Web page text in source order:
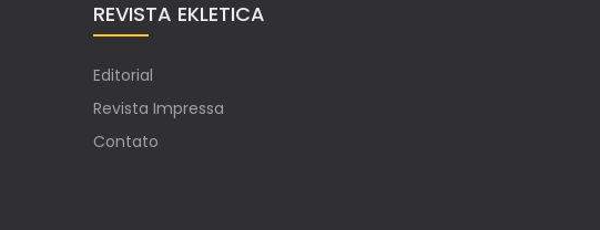
REVISTA EKLETICA
Editorial
Revista Impressa
Contato